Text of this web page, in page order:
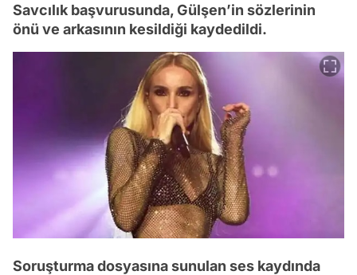
Savcılık başvurusunda, Gülşen’in sözlerinin
önü ve arkasının kesildiği kaydedildi.
Soruşturma dosyasına sunulan ses kaydında